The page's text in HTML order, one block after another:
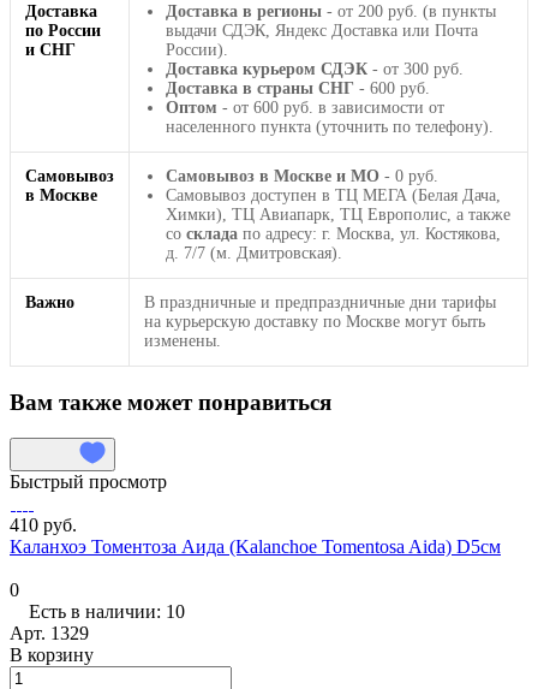
Доставка
по России
и СНГ
Доставка в регионы - от 200 руб. (в пункты
выдачи СДЭК, Яндекс Доставка или Почта
России).
Доставка курьером СДЭК - от 300 руб.
Доставка в страны СНГ - 600 руб.
Оптом - от 600 руб. в зависимости от
населенного пункта (уточнить по телефону).
Самовывоз
в Москве
Самовывоз в Москве и МО - 0 руб.
Самовывоз доступен в ТЦ МЕГА (Белая Дача,
Химки), ТЦ Авиапарк, ТЦ Европолис, а также
со склада по адресу: г. Москва, ул. Костякова,
д. 7/7 (м. Дмитровская).
Важно
В праздничные и предпраздничные дни тарифы
на курьерскую доставку по Москве могут быть
изменены.
Вам также может понравиться
Быстрый просмотр
410 руб.
Каланхоэ Томентоза Аида (Kalanchoe Tomentosa Aida) D5см
0
Есть в наличии: 10
Арт. 1329
В корзину